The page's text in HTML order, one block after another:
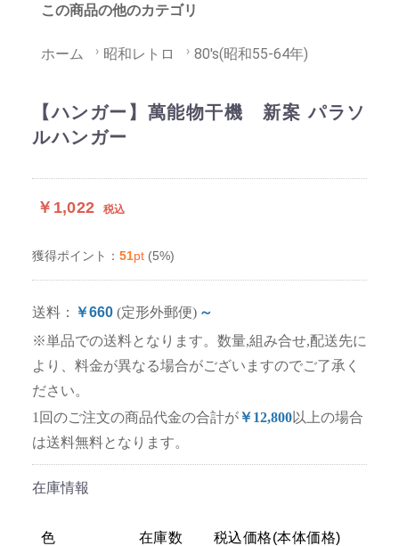
この商品の他のカテゴリ
ホーム 昭和レトロ 80's(昭和55-64年)
【ハンガー】萬能物干機 新案 パラソ
ルハンガー
￥1,022 税込
獲得ポイント： 51pt (5%)
送料： ￥660 (定形外郵便) ～
※単品での送料となります。数量,組み合せ,配送先に
より、料金が異なる場合がございますのでご了承く
ださい。
1回のご注文の商品代金の合計が￥12,800以上の場合
は送料無料となります。
在庫情報
色 在庫数 税込価格(本体価格)